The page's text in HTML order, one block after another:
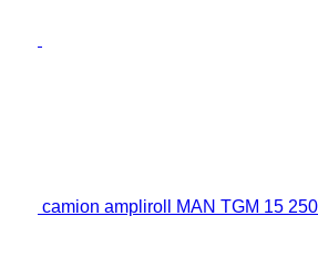
camion ampliroll MAN TGM 15 250